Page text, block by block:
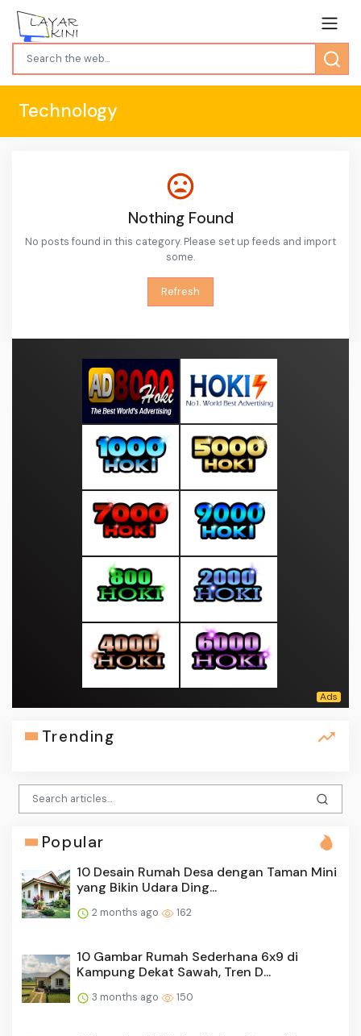
Technology
Nothing Found
No posts found in this category. Please set up feeds and import
some.
Refresh
Trending
Popular
10 Desain Rumah Desa dengan Taman Mini
yang Bikin Udara Ding...
2 months ago 162
10 Gambar Rumah Sederhana 6x9 di
Kampung Dekat Sawah, Tren D...
3 months ago 150